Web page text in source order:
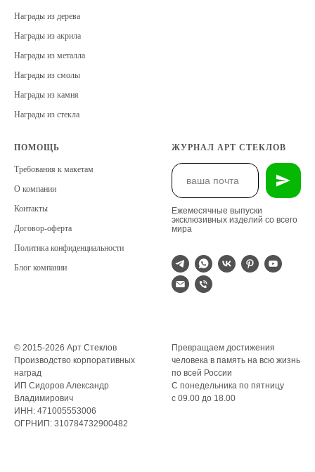
Награды из дерева
Награды из акрила
Награды из металла
Награды из смолы
Награды из камня
Награды из стекла
ПОМОЩЬ
Требования к макетам
О компании
Контакты
Договор-оферта
Политика конфиденциальности
Блог компании
ЖУРНАЛ АРТ СТЕКЛОВ
Ежемесячные выпуски
эксклюзивных изделий со всего
мира
© 2015-2026 Арт Стеклов
Производство корпоративных
наград
ИП Сидоров Александр
Владимирович
ИНН: 471005553006
ОГРНИП: 310784732900482
Превращаем достижения
человека в память на всю жизнь
по всей России
С понедельника по пятницу
с 09.00 до 18.00